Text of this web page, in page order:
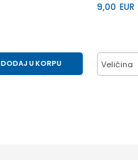
DODAJ U KORPU
9,00 EUR
Veličina